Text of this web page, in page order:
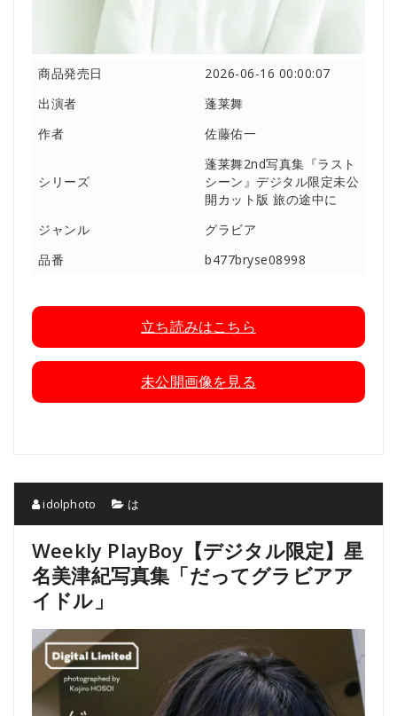
商品発売日
2026-06-16 00:00:07
出演者
蓬莱舞
作者
佐藤佑一
シリーズ
蓬莱舞2nd写真集『ラスト
シーン』デジタル限定未公
開カット版 旅の途中に
ジャンル
グラビア
品番
b477bryse08998
立ち読みはこちら
未公開画像を見る
idolphoto は
Weekly PlayBoy【デジタル限定】星
名美津紀写真集「だってグラビアア
イドル」